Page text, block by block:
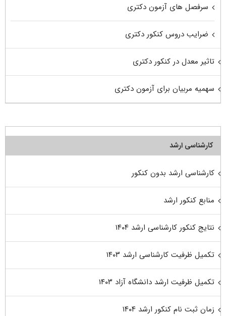
سرفصل های آزمون دکتری
ضرایب دروس کنکور دکتری
تاثیر معدل در کنکور دکتری
سهمیه مربیان برای آزمون دکتری
کارشناسی ارشد
کارشناسی ارشد بدون کنکور
منابع کنکور ارشد
نتایج کنکور کارشناسی ارشد ۱۴۰۴
تکمیل ظرفیت کارشناسی ارشد ۱۴۰۳
تکمیل ظرفیت ارشد دانشگاه آزاد ۱۴۰۳
زمان ثبت نام کنکور ارشد ۱۴۰۴